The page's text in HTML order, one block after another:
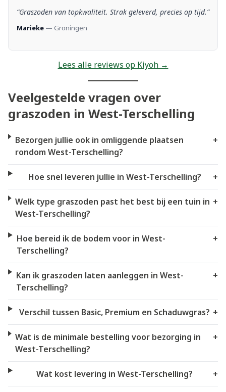
“Graszoden van topkwaliteit. Strak geleverd, precies op tijd.”
Marieke — Groningen
Lees alle reviews op Kiyoh →
Veelgestelde vragen over
graszoden in West-Terschelling
Bezorgen jullie ook in omliggende plaatsen
rondom West-Terschelling?
+
Hoe snel leveren jullie in West-Terschelling? +
Welk type graszoden past het best bij een tuin in
West-Terschelling?
+
Hoe bereid ik de bodem voor in West-
Terschelling?
+
Kan ik graszoden laten aanleggen in West-
Terschelling?
+
Verschil tussen Basic, Premium en Schaduwgras? +
Wat is de minimale bestelling voor bezorging in
West-Terschelling?
+
Wat kost levering in West-Terschelling? +